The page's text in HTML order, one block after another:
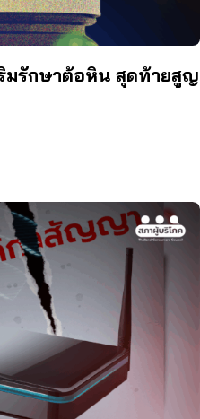
มรักษาต้อหิน สุดท้ายสูญ